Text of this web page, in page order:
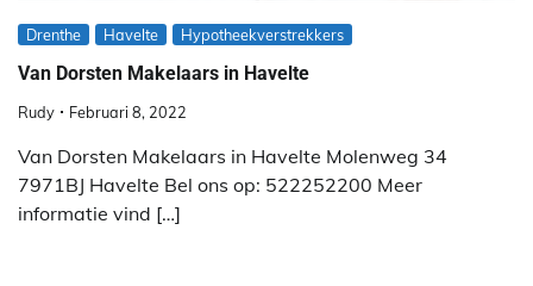
Drenthe Havelte Hypotheekverstrekkers
Van Dorsten Makelaars in Havelte
Rudy Februari 8, 2022
Van Dorsten Makelaars in Havelte Molenweg 34
7971BJ Havelte Bel ons op: 522252200 Meer
informatie vind […]